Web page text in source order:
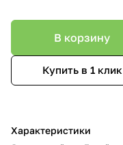
В корзину
Купить в 1 клик
Характеристики